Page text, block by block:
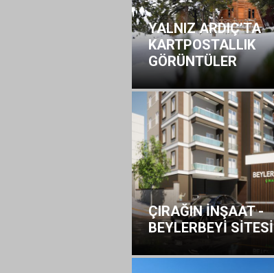
YALNIZ ARDIÇ’TA
KARTPOSTALLIK
GÖRÜNTÜLER
ÇIRAĞIN İNŞAAT -
BEYLERBEYİ SİTESİ